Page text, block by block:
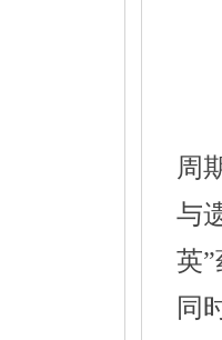
周
与
英
同